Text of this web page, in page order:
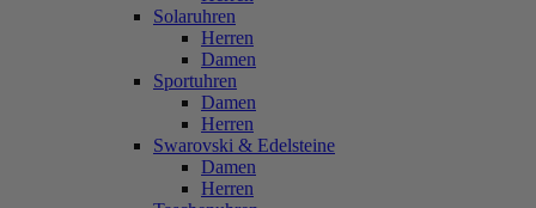
Solaruhren
Herren
Damen
Sportuhren
Damen
Herren
Swarovski & Edelsteine
Damen
Herren